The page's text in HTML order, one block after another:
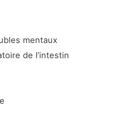
mentaux
de l’intestin